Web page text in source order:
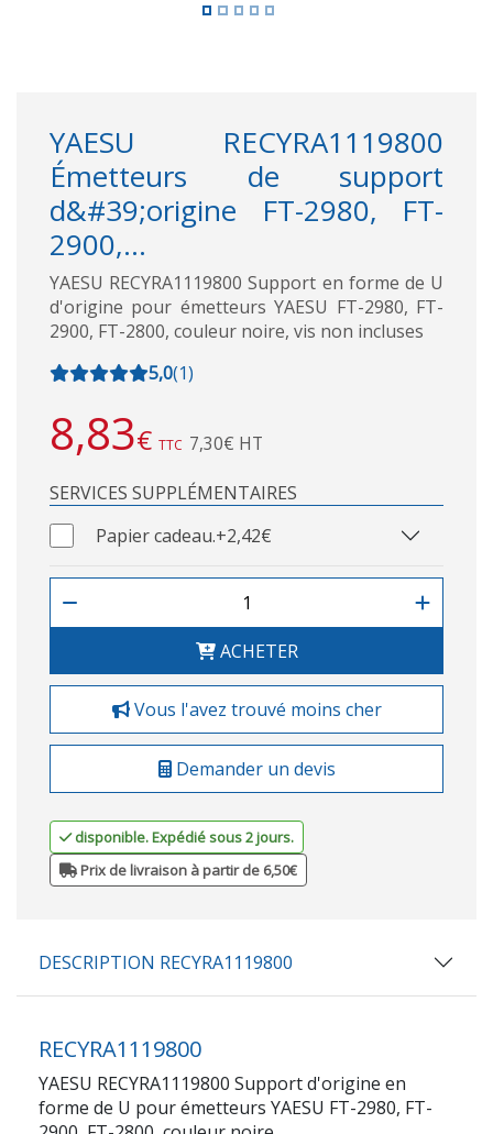
YAESU RECYRA1119800
Émetteurs de support
d&#39;origine FT-2980, FT-
2900,...
YAESU RECYRA1119800 Support en forme de U
d'origine pour émetteurs YAESU FT-2980, FT-
2900, FT-2800, couleur noire, vis non incluses
5,0(1)
8,83€ TTC 7,30€ HT
SERVICES SUPPLÉMENTAIRES
Papier cadeau.+2,42€
ACHETER
Vous l'avez trouvé moins cher
Demander un devis
disponible. Expédié sous 2 jours.
Prix de livraison à partir de 6,50€
DESCRIPTION RECYRA1119800
RECYRA1119800
YAESU RECYRA1119800 Support d'origine en
forme de U pour émetteurs YAESU FT-2980, FT-